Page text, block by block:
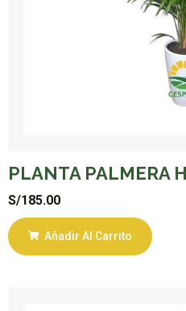
PLANTA PALMERA
S/185.00
Añadir Al Carrito